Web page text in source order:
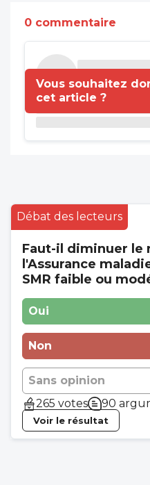
0 commentaire
Vous souhaitez
cet article ?
Débat des lecteurs
Faut-il diminuer le
l'Assurance
SMR faible ou
Oui
Non
Sans opinion
265 votes
90
Voir le résultat